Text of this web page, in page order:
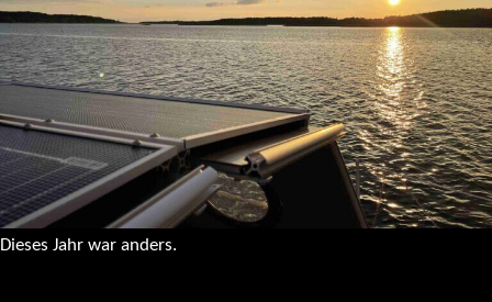
Dieses Jahr war anders.